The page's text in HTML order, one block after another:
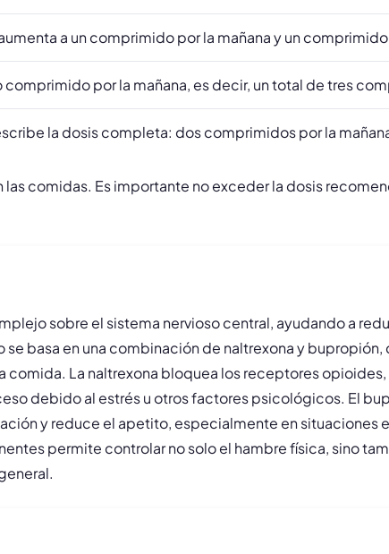
a un comprimido por la mañana y un
comprimido por la mañana, es decir, un total de tres
la dosis completa: dos comprimidos por la
comidas. Es importante no exceder la dosis
sobre el sistema nervioso central, ayudando a
basa en una combinación de naltrexona y
comida. La naltrexona bloquea los receptores
debido al estrés u otros factores psicológicos. El
y reduce el apetito, especialmente en situaciones
permite controlar no solo el hambre física, sino